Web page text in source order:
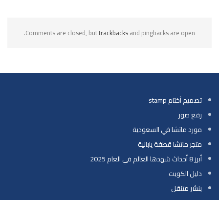
Comments are closed, buttrackbacksand pingbacks are open.
تصميم أختام stamp
رفع صور
مورد ماتشا في السعودية
متجر ماتشا قطفة يابانية
أبرز 8 أحداث شهدها العالم في العام 2025
دليل الكويت
بنشر متنقل